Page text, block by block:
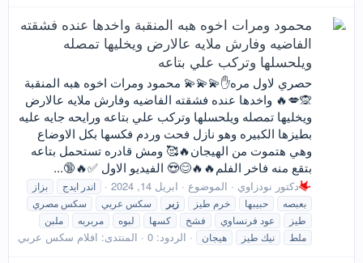
محمود ومرات اخوه هبه المنقبة واخدها عنده فشقته
الفاضيه وفارش ملايه عالارض ويخليها تمصله
ويلحسلها وتركب علي بتاعه
حصري لاول مره✋💫💫💫 محمود ومرات اخوه هبه المنقبة
🙊💋🔥 واخدها عنده فشقته الفاضيه وفارش ملايه عالارض
ويخليها تمصله ويلحسلها وتركب علي بتاعه ورايحه جايه عليه
بطيزها الكبيره وهو نازل فحت وردم فكسها بكل الاوضاع
وهي هتموت من الهيجان🔥🥰 ومش قادره تستحمل بتاعه
بتقع منه فاخر الفلم🔥🔥😊😍 الفيديو الاول ✅🔥🔞...
دكتور نودزاوي الموضوع ابريل 14, 2024 اندر ايدج
بزاز
بعبصه
حبيبها خرم طيز زبر سكس عربي
سكس مصري
طيز
عود فرنساوي فشخ كسها لبوه مربربه
ملبن
ملط
نيك طيز هيجان الردود: 0 المنتدى: افلام سكس عربي